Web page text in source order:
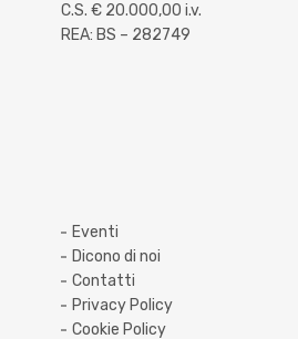
C.S. € 20.000,00 i.v.
REA: BS – 282749
Eventi
Dicono di noi
Contatti
Privacy Policy
Cookie Policy